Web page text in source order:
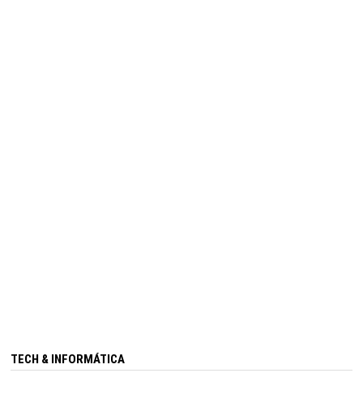
TECH & INFORMÁTICA